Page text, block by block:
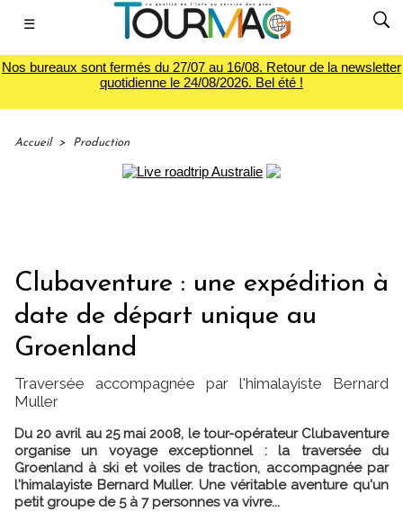
☰
Nos bureaux sont fermés du 27/07 au 16/08. Retour de la newsletter
quotidienne le 24/08/2026. Bel été !
Accueil > Production
Clubaventure : une expédition à
date de départ unique au
Groenland
Traversée accompagnée par l'himalayiste Bernard
Muller
Du 20 avril au 25 mai 2008, le tour-opérateur Clubaventure
organise un voyage exceptionnel : la traversée du
Groenland à ski et voiles de traction, accompagnée par
l'himalayiste Bernard Muller. Une véritable aventure qu'un
petit groupe de 5 à 7 personnes va vivre...